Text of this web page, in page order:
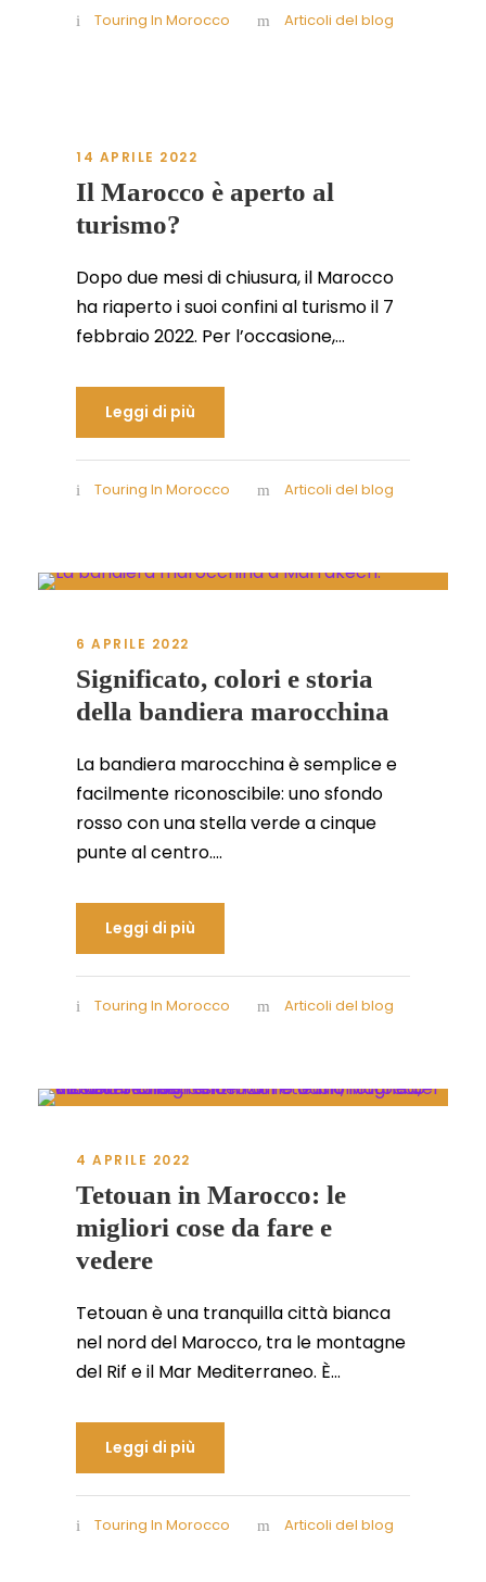
Touring In Morocco Articoli del blog
14 APRILE 2022
Il Marocco è aperto al
turismo?
Dopo due mesi di chiusura, il Marocco
ha riaperto i suoi confini al turismo il 7
febbraio 2022. Per l’occasione,...
Leggi di più
Touring In Morocco Articoli del blog
6 APRILE 2022
Significato, colori e storia
della bandiera marocchina
La bandiera marocchina è semplice e
facilmente riconoscibile: uno sfondo
rosso con una stella verde a cinque
punte al centro....
Leggi di più
Touring In Morocco Articoli del blog
4 APRILE 2022
Tetouan in Marocco: le
migliori cose da fare e
vedere
Tetouan è una tranquilla città bianca
nel nord del Marocco, tra le montagne
del Rif e il Mar Mediterraneo. È...
Leggi di più
Touring In Morocco Articoli del blog